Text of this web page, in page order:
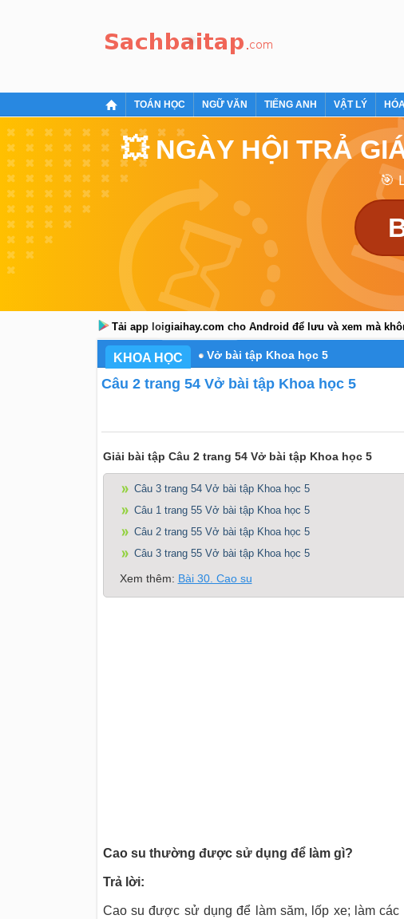
TOÁN HỌC NGỮ VĂN TIẾNG ANH VẬT LÝ
💥 NGÀY HỘI TRẢ
🎯
Tải app loigiaihay.com cho Android để lưu và xem mà
KHOA HỌC Vở bài tập Khoa học 5
Câu 2 trang 54 Vở bài tập Khoa học 5
Giải bài tập Câu 2 trang 54 Vở bài tập Khoa học 5
Câu 3 trang 54 Vở bài tập Khoa học 5
Câu 1 trang 55 Vở bài tập Khoa học 5
Câu 2 trang 55 Vở bài tập Khoa học 5
Câu 3 trang 55 Vở bài tập Khoa học 5
Xem thêm: Bài 30. Cao su
Cao su thường được sử dụng để làm gì?
Trả lời:
Cao su được sử dụng để làm săm, lốp xe; làm